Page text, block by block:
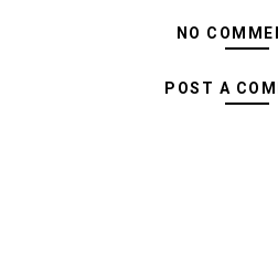
NO
POST A